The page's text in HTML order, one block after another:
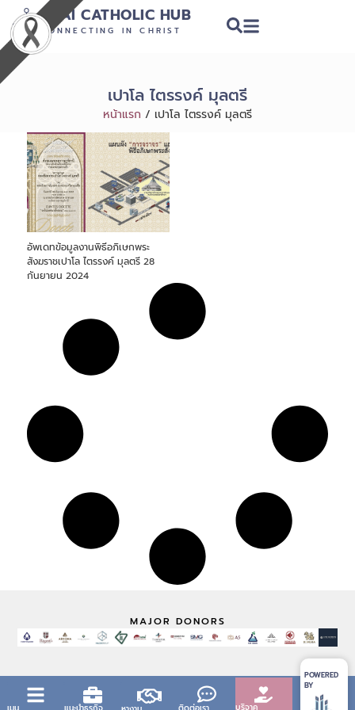
THAI CATHOLIC HUB
CONNECTING IN CHRIST
เปาโล ไตรรงค์ มุลตรี
หน้าแรก / เปาโล ไตรรงค์ มุลตรี
อัพเดทข้อมูลงานพิธีอภิเษกพระ
สังฆราชเปาโล ไตรรงค์ มุลตรี 28
กันยายน 2024
MAJOR DONORS
เมนู แนะนำธุรกิจ บริจาค
POWERED
BY